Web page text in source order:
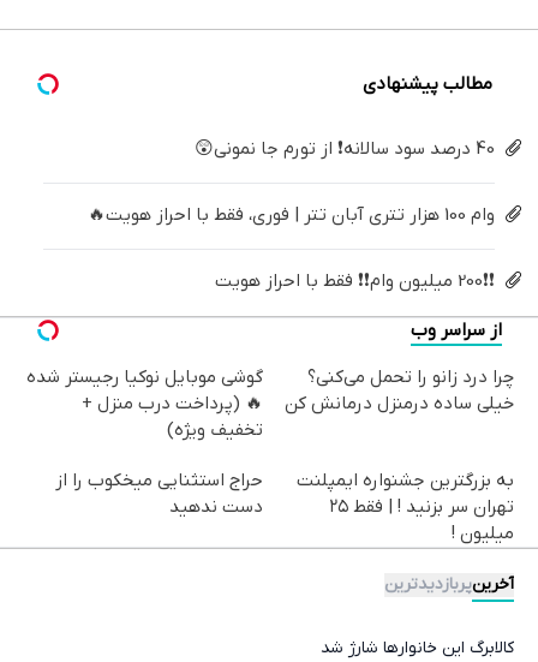
میلیون !
کن
کننده
مطالب پیشنهادی
40 درصد سود سالانه❗ از تورم جا نمونی😲
وام 100 هزار تتری آبان تتر | فوری، فقط با احراز هویت🔥
❗❗200 میلیون وام❗❗ فقط با احراز هویت
از سراسر وب
چرا درد زانو را تحمل می‌کنی؟
خیلی ساده درمنزل درمانش کن
گوشی موبایل نوکیا رجیستر شده
🔥 (پرداخت درب منزل +
تخفیف ویژه)
به بزرگترین جشنواره ایمپلنت
تهران سر بزنید ! | فقط ۲۵
میلیون !
حراج استثنایی میخکوب را از
دست ندهید
آخرینپربازدیدترین
کالابرگ این خانوارها شارژ شد